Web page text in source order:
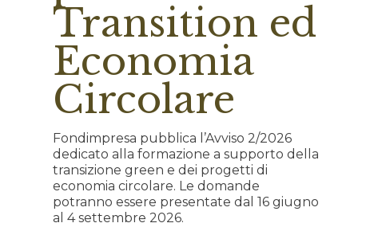
Transition ed
Economia
Circolare
Fondimpresa pubblica l’Avviso 2/2026
dedicato alla formazione a supporto della
transizione green e dei progetti di
economia circolare. Le domande
potranno essere presentate dal 16 giugno
al 4 settembre 2026.